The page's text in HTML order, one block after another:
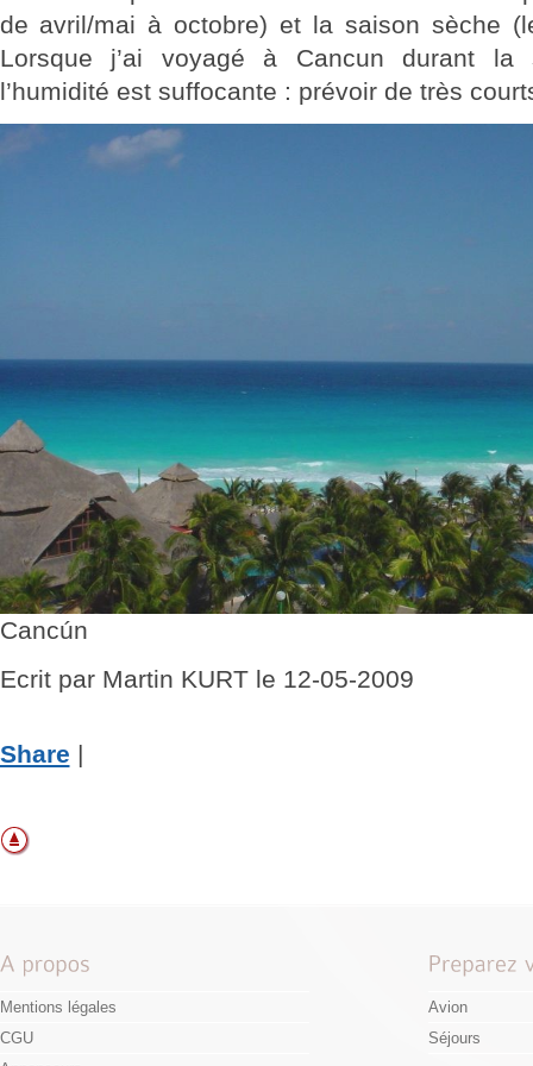
de avril/mai à octobre) et la saison sèche
Lorsque j’ai voyagé à Cancun durant la
l’humidité est suffocante : prévoir de très
Cancún
Ecrit par Martin KURT le 12-05-2009
Share |
Mentions légales
CGU
Avion
Séjours